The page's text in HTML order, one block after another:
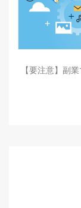
【要注意】副